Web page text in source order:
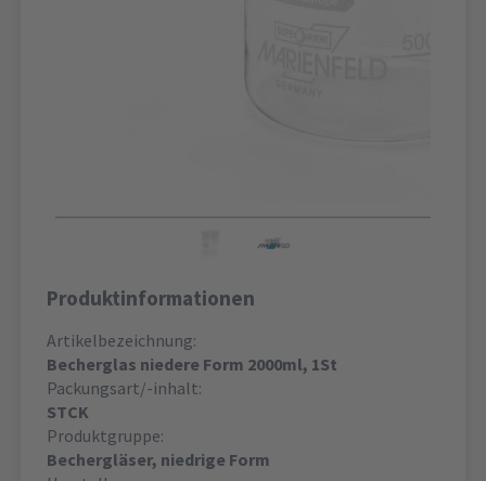
Produktinformationen
Artikelbezeichnung:
Becherglas niedere Form 2000ml, 1St
Packungsart/-inhalt:
STCK
Produktgruppe:
Bechergläser, niedrige Form